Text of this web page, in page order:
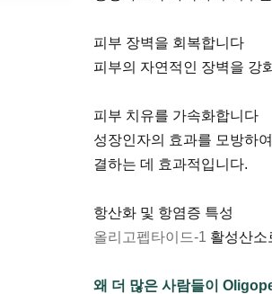
피부 장벽을 회복합니다
피부의 자연적인 장벽을 강
피부 치유를 가속화합니다
성장인자의 효과를 모방하
결하는 데 효과적입니다.
항산화 및 항염증 특성
올리고펩타이드-1 활성산소
왜 더 많은 사람들이